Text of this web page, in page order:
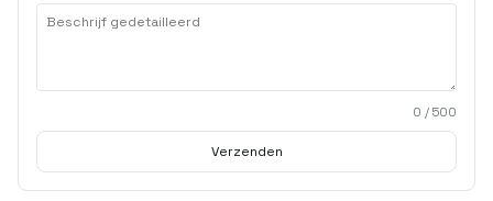
0 / 500
Verzenden